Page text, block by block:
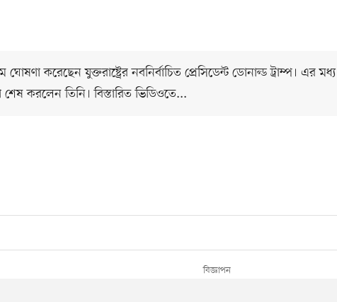
করেছেন যুক্তরাষ্ট্রের নবনির্বাচিত প্রেসিডেন্ট ডোনাল্ড ট্রাম্প। এর মধ্য
করলেন তিনি। বিস্তারিত ভিডিওতে...